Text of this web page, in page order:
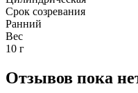
Срок созревания
Ранний
Вес
10 г
Отзывов пока